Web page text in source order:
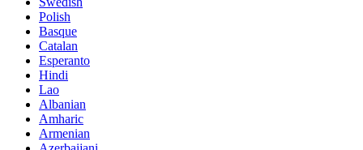
Polish
Basque
Catalan
Esperanto
Hindi
Lao
Albanian
Amharic
Armenian